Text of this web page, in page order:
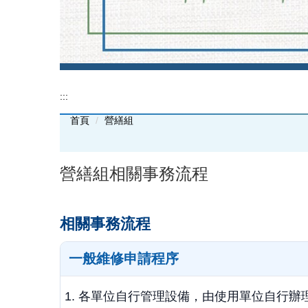
:::
首頁 營繕組
營繕組相關事務流程
相關事務流程
一般維修申請程序
各單位自行管理設備，由使用單位自行辦